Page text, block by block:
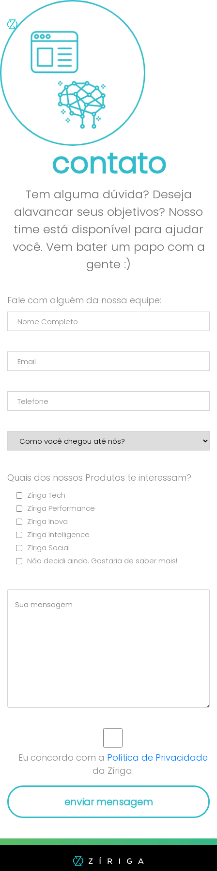
contato
Tem alguma dúvida? Deseja
alavancar seus objetivos? Nosso
time está disponível para ajudar
você. Vem bater um papo com a
gente :)
Fale com alguém da nossa equipe:
Quais dos nossos Produtos te interessam?
Zíriga Tech
Zíriga Performance
Zíriga Inova
Zíriga Intelligence
Zíriga Social
Não decidi ainda. Gostaria de saber mais!
Eu concordo com a Política de Privacidade
da Zíriga.